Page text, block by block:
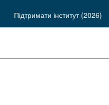
Підтримати інститут (2026)